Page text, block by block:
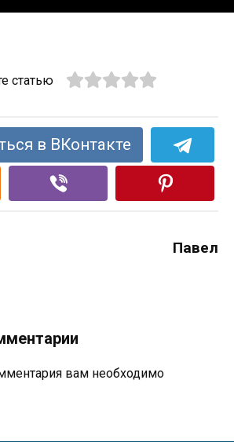
статью
в ВКонтакте
Павел
вам необходимо